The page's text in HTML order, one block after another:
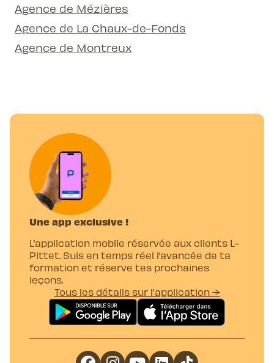
Agence de Mézières
Agence de La Chaux-de-Fonds
Agence de Montreux
Une app exclusive !
L’application mobile réservée aux clients L-
Pittet. Suis en temps réel l’avancée de ta
formation et réserve tes prochaines
leçons.
Tous les détails sur l'application →